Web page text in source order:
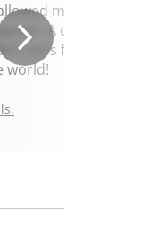
me to
A daily
miss for
world!